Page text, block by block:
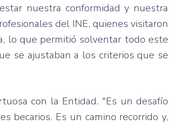
nuestra conformidad y nuestra
del INE, quienes visitaron
lo que permitió solventar todo este
se ajustaban a los criterios que se
con la Entidad. "Es un desafío
becarios. Es un camino recorrido y,